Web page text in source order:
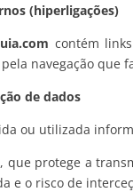
(hiperligações)
contém
navegação que
de dados
ou utilizada
que protege a
e o risco de